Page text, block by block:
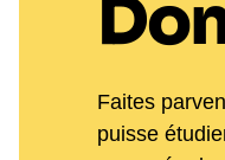
Faites
puisse